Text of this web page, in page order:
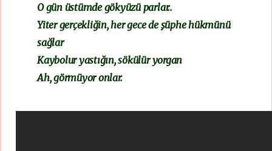
O gün üstümde gökyüzü parlar..
Yiter gerçekliğin, her gece de şüphe hükmünü
sağlar
Kaybolur yastığın, sökülür yorgan
Ah, görmüyor onlar.